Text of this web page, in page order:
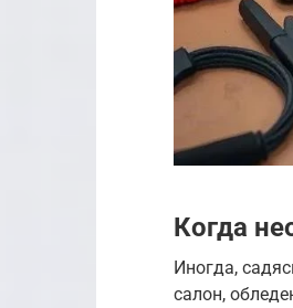
Когда
Иногда,
салон,